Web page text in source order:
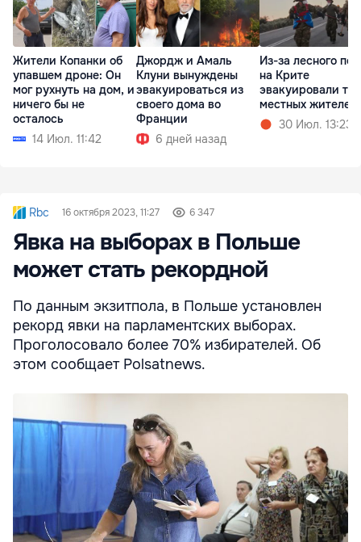
Жители Копанки об
упавшем дроне: Он
мог рухнуть на дом, и
ничего бы не
осталось
14 Июл. 11:42
Джордж и Амаль
Клуни вынуждены
эвакуироваться из
своего дома во
Франции
6 дней назад
Из-за лесного
на Крите
эвакуировали
местных жителей
30 Июл. 13:23
Rbc 16 октября 2023, 11:27 6 347
Явка на выборах в Польше
может стать рекордной
По данным экзитпола, в Польше установлен
рекорд явки на парламентских выборах.
Проголосовало более 70% избирателей. Об
этом сообщает Polsatnews.